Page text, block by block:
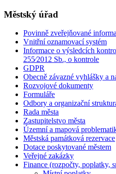
Městský úřad
Povinně zveřejňované
Vnitřní oznamovací systém
Informace o výsledcích
255⁄2012 Sb., o kontrole
GDPR
Obecně závazné vyhlášky a
Rozvojové dokumenty
Formuláře
Odbory a organizační
Rada města
Zastupitelstvo města
Územní a mapová
Městská památková rezervace
Dotace poskytované městem
Veřejné zakázky
Finance (rozpočty, poplatky,